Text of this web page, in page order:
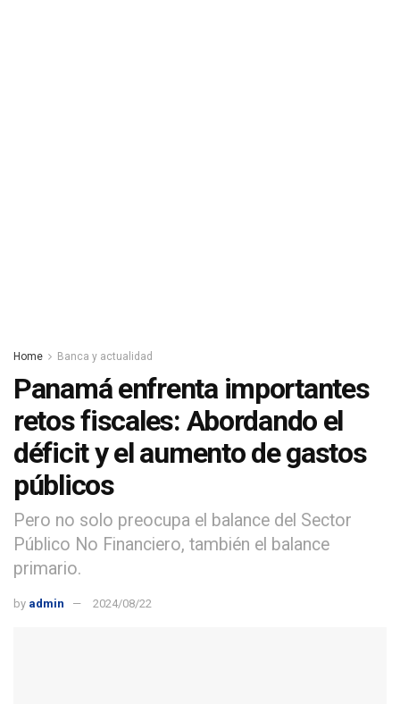
Home Banca y actualidad
Panamá enfrenta importantes
retos fiscales: Abordando el
déficit y el aumento de gastos
públicos
Pero no solo preocupa el balance del Sector
Público No Financiero, también el balance
primario.
by admin 2024/08/22